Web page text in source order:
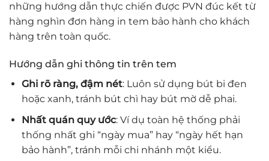
những hướng dẫn thực chiến được PVN đúc kết từ
hàng nghìn đơn hàng in tem bảo hành cho khách
hàng trên toàn quốc.
Hướng dẫn ghi thông tin trên tem
Ghi rõ ràng, đậm nét: Luôn sử dụng bút bi đen
hoặc xanh, tránh bút chì hay bút mờ dễ phai.
Nhất quán quy ước: Ví dụ toàn hệ thống phải
thống nhất ghi “ngày mua” hay “ngày hết hạn
bảo hành”, tránh mỗi chi nhánh một kiểu.